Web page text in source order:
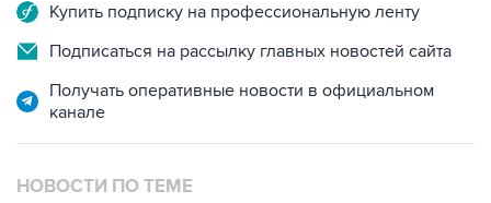
Купить подписку на профессиональную ленту
Подписаться на рассылку главных новостей сайта
Получать оперативные новости в официальном
канале
НОВОСТИ ПО ТЕМЕ